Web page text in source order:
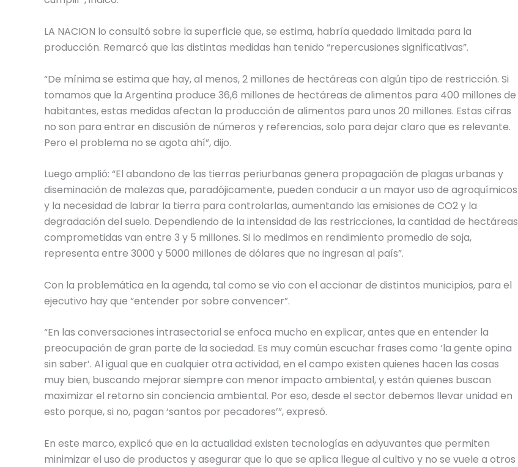
LA NACION lo consultó sobre la superficie que, se estima, habría quedado limitada para la
producción. Remarcó que las distintas medidas han tenido “repercusiones significativas”.
“De mínima se estima que hay, al menos, 2 millones de hectáreas con algún tipo de restricción. Si
tomamos que la Argentina produce 36,6 millones de hectáreas de alimentos para 400 millones de
habitantes, estas medidas afectan la producción de alimentos para unos 20 millones. Estas cifras
no son para entrar en discusión de números y referencias, solo para dejar claro que es relevante.
Pero el problema no se agota ahí”, dijo.
Luego amplió: “El abandono de las tierras periurbanas genera propagación de plagas urbanas y
diseminación de malezas que, paradójicamente, pueden conducir a un mayor uso de agroquímicos
y la necesidad de labrar la tierra para controlarlas, aumentando las emisiones de CO2 y la
degradación del suelo. Dependiendo de la intensidad de las restricciones, la cantidad de hectáreas
comprometidas van entre 3 y 5 millones. Si lo medimos en rendimiento promedio de soja,
representa entre 3000 y 5000 millones de dólares que no ingresan al país”.
Con la problemática en la agenda, tal como se vio con el accionar de distintos municipios, para el
ejecutivo hay que “entender por sobre convencer”.
“En las conversaciones intrasectorial se enfoca mucho en explicar, antes que en entender la
preocupación de gran parte de la sociedad. Es muy común escuchar frases como ‘la gente opina
sin saber’. Al igual que en cualquier otra actividad, en el campo existen quienes hacen las cosas
muy bien, buscando mejorar siempre con menor impacto ambiental, y están quienes buscan
maximizar el retorno sin conciencia ambiental. Por eso, desde el sector debemos llevar unidad en
esto porque, si no, pagan ‘santos por pecadores’”, expresó.
En este marco, explicó que en la actualidad existen tecnologías en adyuvantes que permiten
minimizar el uso de productos y asegurar que lo que se aplica llegue al cultivo y no se vuele a otros